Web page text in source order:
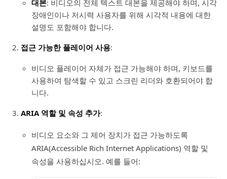
대본: 비디오의 전체 텍스트 대본을 제공해야 하며, 시각
장애인이나 저시력 사용자를 위해 시각적 내용에 대한
설명도 포함해야 합니다.
접근 가능한 플레이어 사용:
비디오 플레이어 자체가 접근 가능해야 하며, 키보드를
사용하여 탐색할 수 있고 스크린 리더와 호환되어야 합
니다.
ARIA 역할 및 속성 추가:
비디오 요소와 그 제어 장치가 접근 가능하도록
ARIA(Accessible Rich Internet Applications) 역할 및
속성을 사용하십시오. 예를 들어: